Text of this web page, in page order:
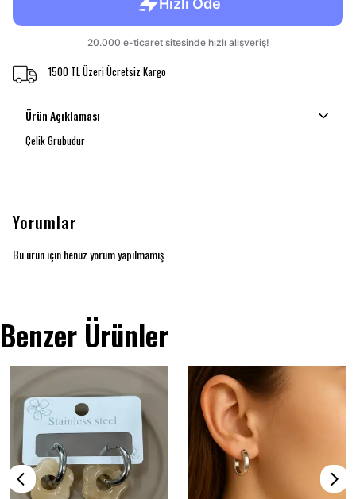
1500 TL Üzeri Ücretsiz Kargo
Ürün Açıklaması
Çelik Grubudur
Yorumlar
Bu ürün için henüz yorum yapılmamış.
Benzer Ürünler